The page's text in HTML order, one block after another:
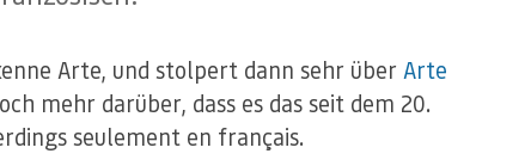
Arte, und stolpert dann sehr über Arte
mehr darüber, dass es das seit dem 20.
seulement en français.